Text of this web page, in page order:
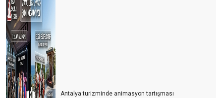
Antalya turizminde animasyon tartışması